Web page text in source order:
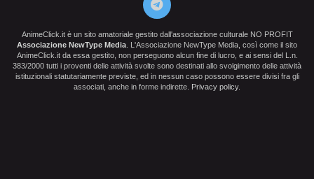
AnimeClick.it è un sito amatoriale gestito dall'associazione culturale NO PROFIT
Associazione NewType Media . L'Associazione NewType Media, così come il sito
AnimeClick.it da essa gestito, non perseguono alcun fine di lucro, e ai sensi del L.n.
383/2000 tutti i proventi delle attività svolte sono destinati allo svolgimento delle attività
istituzionali statutariamente previste, ed in nessun caso possono essere divisi fra gli
associati, anche in forme indirette. Privacy policy.